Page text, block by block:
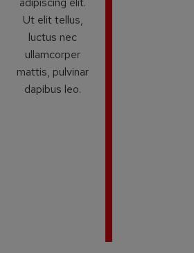
Ut elit tellus,
luctus nec
ullamcorper
mattis, pulvinar
dapibus leo.